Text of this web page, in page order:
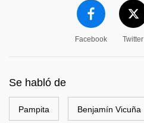
Facebook Twitter
Se habló de
Pampita Benjamín Vicuña